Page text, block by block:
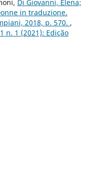
Di Giovanni, Elena;
in traduzione.
2018, p. 570. ,
n. 1 (2021): Edição